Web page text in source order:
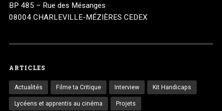
BP 485 – Rue des Mésanges
08004 CHARLEVILLE-MÉZIÈRES CEDEX
ARTICLES
Actualités Filme ta Critique Interview Kit Handicaps
Lycéens et apprentis au cinéma Projets